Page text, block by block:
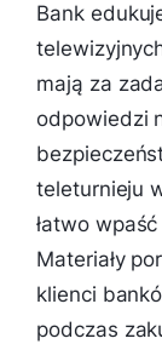
Bank
mają za
odpowiedzi
teleturnieju
łatwo
Materiały
klienci
podczas